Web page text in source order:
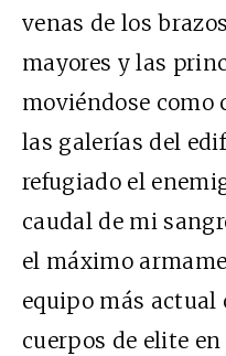
venas de los
mayores y las
moviéndose como
las galerías del
refugiado el
caudal de mi
el máximo
equipo más actual
cuerpos de elite